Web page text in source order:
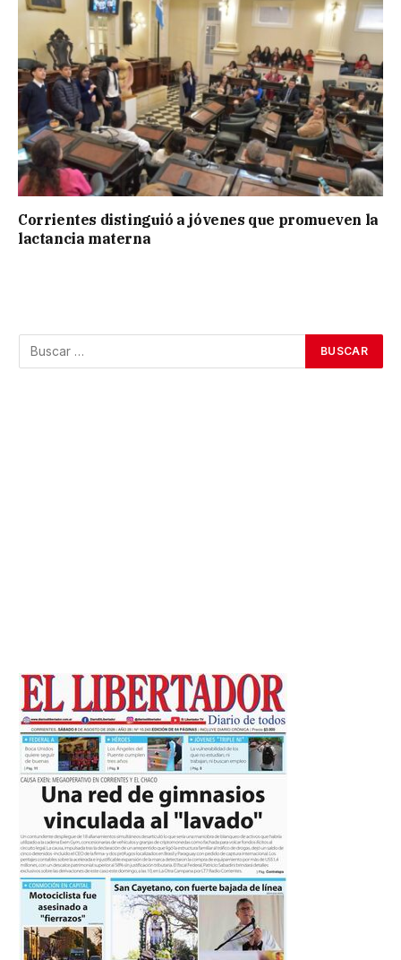
Corrientes distinguió a jóvenes que promueven la
lactancia materna